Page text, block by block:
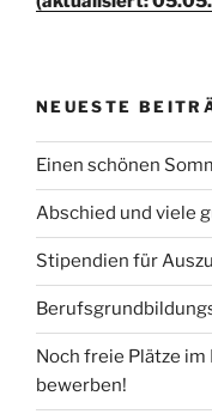
NEUESTE
Einen schönen
Abschied und viele
Stipendien für
Noch freie Plätze
bewerben!